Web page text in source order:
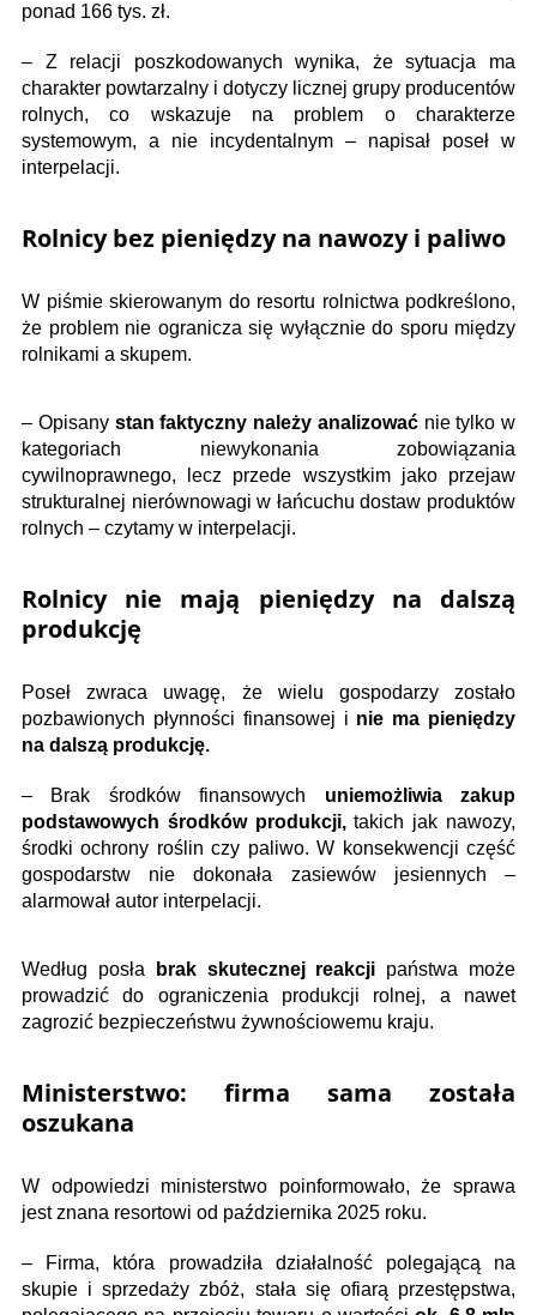
ponad 166 tys. zł.
– Z relacji poszkodowanych wynika, że sytuacja ma
charakter powtarzalny i dotyczy licznej grupy producentów
rolnych, co wskazuje na problem o charakterze
systemowym, a nie incydentalnym – napisał poseł w
interpelacji.
Rolnicy bez pieniędzy na nawozy i paliwo
W piśmie skierowanym do resortu rolnictwa podkreślono,
że problem nie ogranicza się wyłącznie do sporu między
rolnikami a skupem.
– Opisany stan faktyczny należy analizowaćnie tylko w
kategoriach niewykonania zobowiązania
cywilnoprawnego, lecz przede wszystkim jako przejaw
strukturalnej nierównowagi w łańcuchu dostaw produktów
rolnych – czytamy w interpelacji.
Rolnicy nie mają pieniędzy na dalszą
produkcję
Poseł zwraca uwagę, że wielu gospodarzy zostało
pozbawionych płynności finansowej i nie ma pieniędzy
na dalszą produkcję.
– Brak środków finansowych uniemożliwia zakup
podstawowych środków produkcji,takich jak nawozy,
środki ochrony roślin czy paliwo. W konsekwencji część
gospodarstw nie dokonała zasiewów jesiennych –
alarmował autor interpelacji.
Według posła brak skutecznej reakcji państwa może
prowadzić do ograniczenia produkcji rolnej, a nawet
zagrozić bezpieczeństwu żywnościowemu kraju.
Ministerstwo: firma sama została
oszukana
W odpowiedzi ministerstwo poinformowało, że sprawa
jest znana resortowi od października 2025 roku.
– Firma, która prowadziła działalność polegającą na
skupie i sprzedaży zbóż, stała się ofiarą przestępstwa,